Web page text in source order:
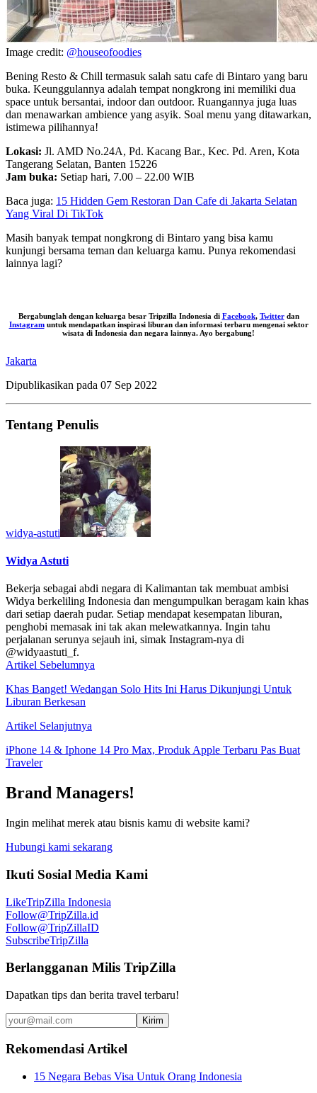
Image credit: @houseofoodies
Bening Resto & Chill termasuk salah satu cafe di Bintaro yang baru
buka. Keunggulannya adalah tempat nongkrong ini memiliki dua
space untuk bersantai, indoor dan outdoor. Ruangannya juga luas
dan menawarkan ambience yang asyik. Soal menu yang ditawarkan,
istimewa pilihannya!
Lokasi: Jl. AMD No.24A, Pd. Kacang Bar., Kec. Pd. Aren, Kota
Tangerang Selatan, Banten 15226
Jam buka: Setiap hari, 7.00 – 22.00 WIB
Baca juga: 15 Hidden Gem Restoran Dan Cafe di Jakarta Selatan
Yang Viral Di TikTok
Masih banyak tempat nongkrong di Bintaro yang bisa kamu
kunjungi bersama teman dan keluarga kamu. Punya rekomendasi
lainnya lagi?
Bergabunglah dengan keluarga besar Tripzilla Indonesia di Facebook, Twitterdan
Instagramuntuk mendapatkan inspirasi liburan dan informasi terbaru mengenai sektor
wisata di Indonesia dan negara lainnya. Ayo bergabung!
Jakarta
Dipublikasikan pada 07 Sep 2022
Tentang Penulis
widya-astuti
Widya Astuti
Bekerja sebagai abdi negara di Kalimantan tak membuat ambisi
Widya berkeliling Indonesia dan mengumpulkan beragam kain khas
dari setiap daerah pudar. Setiap mendapat kesempatan liburan,
penghobi memasak ini tak akan melewatkannya. Ingin tahu
perjalanan serunya sejauh ini, simak Instagram-nya di
@widyaastuti_f.
Artikel Sebelumnya
Khas Banget! Wedangan Solo Hits Ini Harus Dikunjungi Untuk
Liburan Berkesan
Artikel Selanjutnya
iPhone 14 & Iphone 14 Pro Max, Produk Apple Terbaru Pas Buat
Traveler
Brand Managers!
Ingin melihat merek atau bisnis kamu di website kami?
Hubungi kami sekarang
Ikuti Sosial Media Kami
LikeTripZilla Indonesia
Follow@TripZilla.id
Follow@TripZillaID
SubscribeTripZilla
Berlangganan Milis TripZilla
Dapatkan tips dan berita travel terbaru!
Kirim
Rekomendasi Artikel
15 Negara Bebas Visa Untuk Orang Indonesia